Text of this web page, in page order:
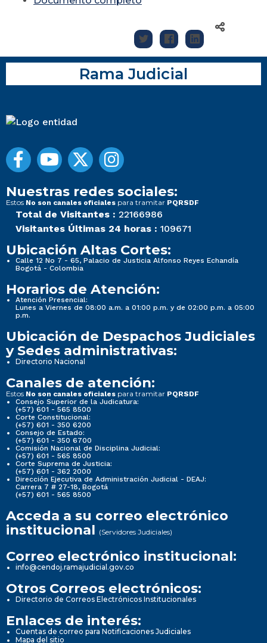
Rama Judicial
Nuestras redes sociales:
Estos No son canales oficiales para tramitar PQRSDF
Total de Visitantes : 22166986
Visitantes Últimas 24 horas : 109671
Ubicación Altas Cortes:
Calle 12 No 7 - 65, Palacio de Justicia Alfonso Reyes Echandía
Bogotá - Colombia
Horarios de Atención:
Atención Presencial:
Lunes a Viernes de 08:00 a.m. a 01:00 p.m. y de 02:00 p.m. a 05:00
p.m.
Ubicación de Despachos Judiciales
y Sedes administrativas:
Directorio Nacional
Canales de atención:
Estos No son canales oficiales para tramitar PQRSDF
Consejo Superior de la Judicatura:
(+57) 601 - 565 8500
Corte Constitucional:
(+57) 601 - 350 6200
Consejo de Estado:
(+57) 601 - 350 6700
Comisión Nacional de Disciplina Judicial:
(+57) 601 - 565 8500
Corte Suprema de Justicia:
(+57) 601 - 362 2000
Dirección Ejecutiva de Administración Judicial - DEAJ:
Carrera 7 # 27-18, Bogotá
(+57) 601 - 565 8500
Acceda a su correo electrónico
institucional (Servidores Judiciales)
Correo electrónico institucional:
info@cendoj.ramajudicial.gov.co
Otros Correos electrónicos:
Directorio de Correos Electrónicos Institucionales
Enlaces de interés:
Cuentas de correo para Notificaciones Judiciales
Mapa del sitio